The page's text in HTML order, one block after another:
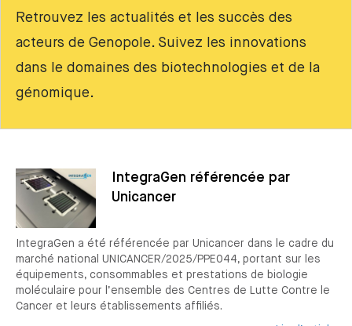
Retrouvez les actualités et les succès des
acteurs de Genopole. Suivez les innovations
dans le domaines des biotechnologies et de la
génomique.
IntegraGen référencée par
Unicancer
IntegraGen a été référencée par Unicancer dans le cadre du
marché national UNICANCER/2025/PPE044, portant sur les
équipements, consommables et prestations de biologie
moléculaire pour l’ensemble des Centres de Lutte Contre le
Cancer et leurs établissements affiliés.